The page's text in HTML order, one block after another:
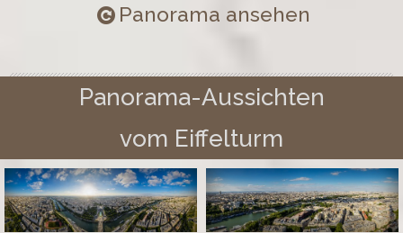
Panorama ansehen
Panorama-Aussichten
vom Eiffelturm